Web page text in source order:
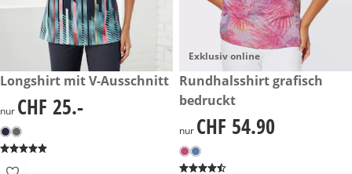
CHF 25.-
Longshirt mit V-Ausschnitt
CHF 25.-
nur CHF 25.-
Exklusiv online
CHF 54.90
Rundhalsshirt grafisch
bedruckt
CHF 54.90
nur CHF 54.90